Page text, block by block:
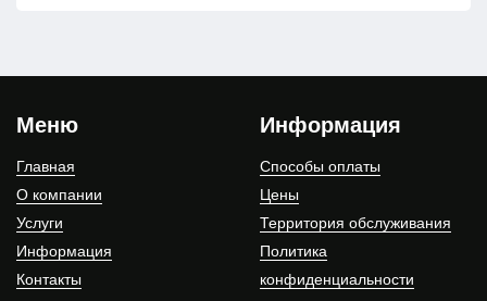
Меню
Главная
О компании
Услуги
Информация
Контакты
Информация
Способы оплаты
Цены
Территория обслуживания
Политика
конфиденциальности